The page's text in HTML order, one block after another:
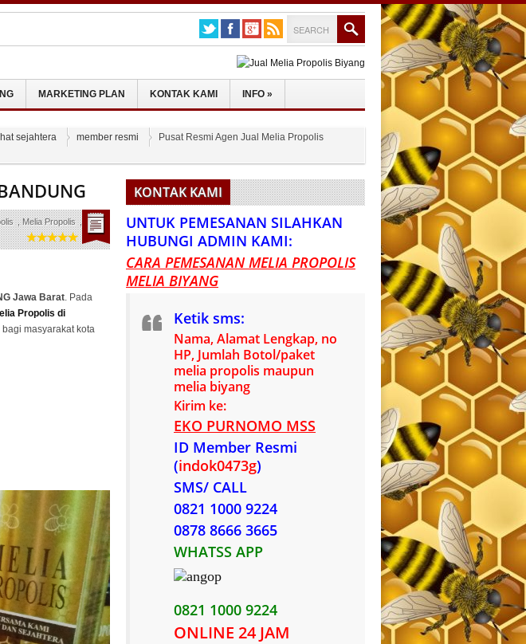
MARKETING PLAN KONTAK KAMI INFO »
sejahtera member resmi
Pusat Resmi Agen Jual Melia Propolis
,Melia Propolis ,
melia
Jawa Barat. Pada
Propolis di
masyarakat kota
KONTAK KAMI
UNTUK PEMESANAN SILAHKAN
HUBUNGI ADMIN KAMI:
CARA PEMESANAN MELIA PROPOLIS
MELIA BIYANG
Ketik sms:
Nama, Alamat Lengkap, no
HP, Jumlah Botol/paket
melia propolis maupun
melia biyang
Kirim ke:
EKO PURNOMO MSS
ID Member Resmi
(indok0473g)
SMS/ CALL
0821 1000 9224
0878 8666 3665
WHATSS APP
0821 1000 9224
ONLINE 24 JAM